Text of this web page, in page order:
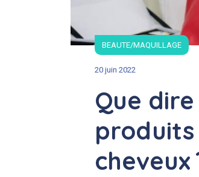
BEAUTE/MAQUILLAGE
20 juin 2022
Que
produits
cheveux